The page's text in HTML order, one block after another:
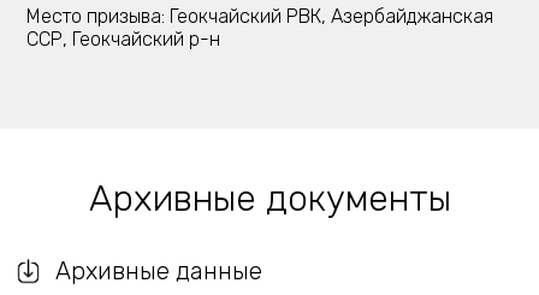
Место призыва: Геокчайский РВК, Азербайджанская
ССР, Геокчайский р-н
Архивные документы
Архивные данные